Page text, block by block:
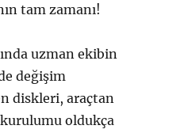
tam zamanı!
uzman ekibin
değişim
diskleri, araçtan
oldukça